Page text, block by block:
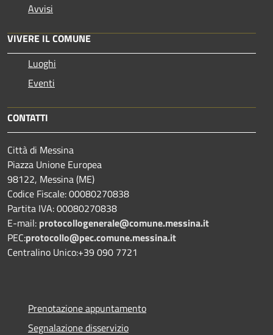
Avvisi
VIVERE IL COMUNE
Luoghi
Eventi
CONTATTI
Città di Messina
Piazza Unione Europea
98122, Messina (ME)
Codice Fiscale: 00080270838
Partita IVA: 00080270838
E-mail: protocollogenerale@comune.messina.it
PEC:protocollo@pec.comune.messina.it
Centralino Unico:+39 090 7721
Prenotazione appuntamento
Segnalazione disservizio